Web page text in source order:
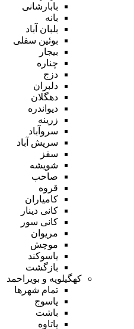
بابارشانی
بانه
بلبان آباد
بوئین سفلی
بیجار
چناره
دزج
دلبران
دهگلان
دیواندره
زرینه
سروآباد
سریش آباد
سقز
شویشه
صاحب
قروه
کامیاران
کانی دینار
کانی سور
مریوان
موچش
یاسوکند
بازگشت
کهگیلویه و بویراحمد
تمام شهر‌ها
یاسوج
باشت
پاتاوه